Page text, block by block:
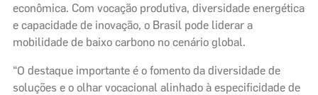
econômica. Com vocação produtiva, diversidade energética
e capacidade de inovação, o Brasil pode liderar a
mobilidade de baixo carbono no cenário global.
“O destaque importante é o fomento da diversidade de
soluções e o olhar vocacional alinhado à especificidade de